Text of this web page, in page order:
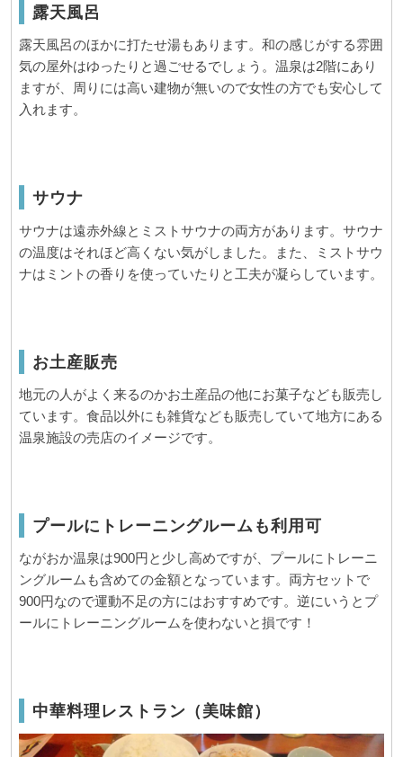
露天風呂
露天風呂のほかに打たせ湯もあります。和の感じがする雰囲
気の屋外はゆったりと過ごせるでしょう。温泉は2階にあり
ますが、周りには高い建物が無いので女性の方でも安心して
入れます。
サウナ
サウナは遠赤外線とミストサウナの両方があります。サウナ
の温度はそれほど高くない気がしました。また、ミストサウ
ナはミントの香りを使っていたりと工夫が凝らしています。
お土産販売
地元の人がよく来るのかお土産品の他にお菓子なども販売し
ています。食品以外にも雑貨なども販売していて地方にある
温泉施設の売店のイメージです。
プールにトレーニングルームも利用可
ながおか温泉は900円と少し高めですが、プールにトレーニ
ングルームも含めての金額となっています。両方セットで
900円なので運動不足の方にはおすすめです。逆にいうとプ
ールにトレーニングルームを使わないと損です！
中華料理レストラン（美味館）